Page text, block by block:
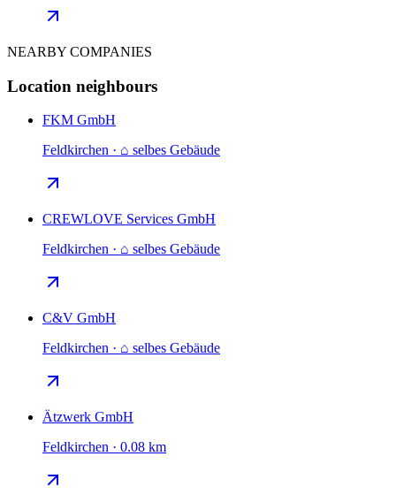
NEARBY COMPANIES
Location neighbours
FKM GmbH
Feldkirchen · ⌂ selbes Gebäude
CREWLOVE Services GmbH
Feldkirchen · ⌂ selbes Gebäude
C&V GmbH
Feldkirchen · ⌂ selbes Gebäude
Ätzwerk GmbH
Feldkirchen · 0.08 km